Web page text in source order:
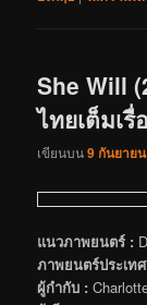
She Will
ไทยเต็มเรื่
เขียนบน9 กันยาย
แนวภาพยนตร์ :
ภาพยนตร์ประเท
ผู้กำกับ :